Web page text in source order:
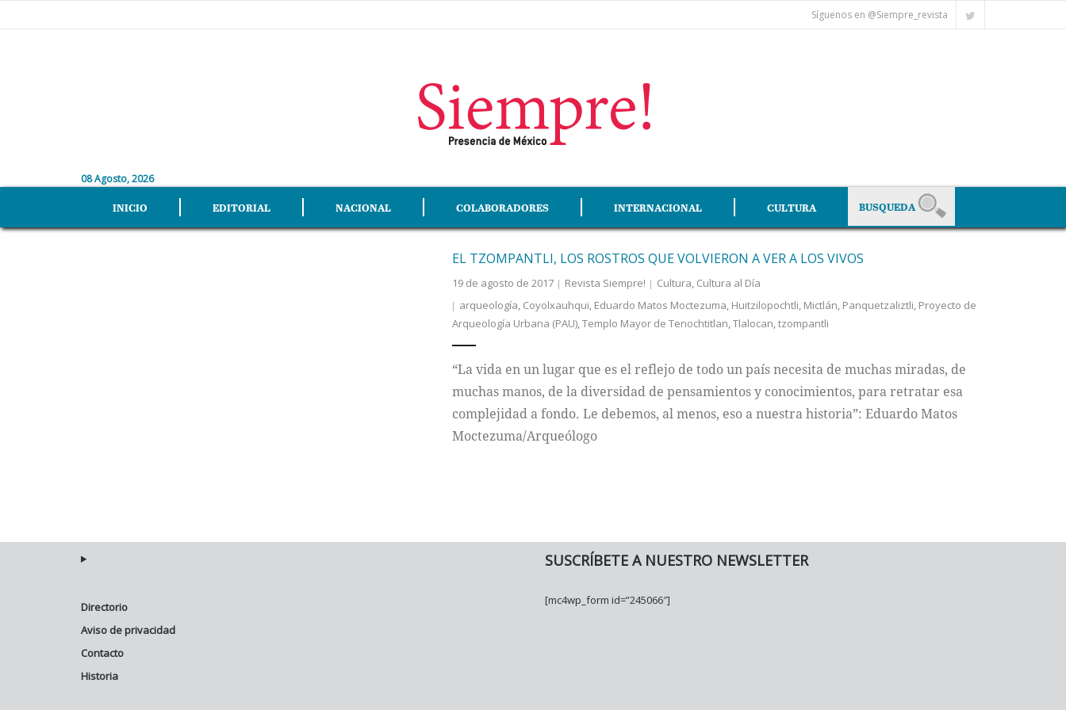
Síguenos en @Siempre_revista
08 Agosto, 2026
INICIO EDITORIAL NACIONAL COLABORADORES INTERNACIONAL CULTURA
EL TZOMPANTLI, LOS ROSTROS QUE VOLVIERON A VER A LOS VIVOS
19 de agosto de 2017 Revista Siempre! Cultura, Cultura al Día
arqueología, Coyolxauhqui, Eduardo Matos Moctezuma, Huitzilopochtli, Mictlán, Panquetzaliztli, Proyecto de
Arqueología Urbana (PAU),Templo Mayor de Tenochtitlan,Tlalocan,tzompantli
“La vida en un lugar que es el reflejo de todo un país necesita de muchas miradas, de
muchas manos, de la diversidad de pensamientos y conocimientos, para retratar esa
complejidad a fondo. Le debemos, al menos, eso a nuestra historia”: Eduardo Matos
Moctezuma/Arqueólogo
Directorio
Aviso de privacidad
Contacto
Historia
SUSCRÍBETE A NUESTRO NEWSLETTER
[mc4wp_form id=”245066″]